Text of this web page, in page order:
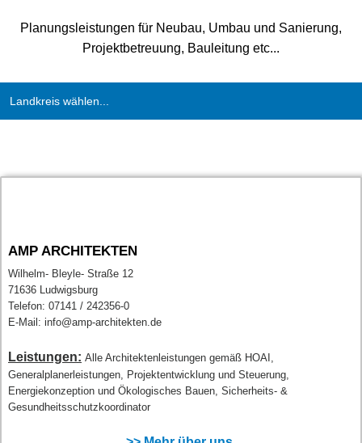
Planungsleistungen für Neubau, Umbau und Sanierung,
Projektbetreuung, Bauleitung etc...
Landkreis wählen...
AMP ARCHITEKTEN
Wilhelm- Bleyle- Straße 12
71636 Ludwigsburg
Telefon: 07141 / 242356-0
E-Mail: info@amp-architekten.de
Leistungen: Alle Architektenleistungen gemäß HOAI,
Generalplanerleistungen, Projektentwicklung und Steuerung,
Energiekonzeption und Ökologisches Bauen, Sicherheits- &
Gesundheitsschutzkoordinator